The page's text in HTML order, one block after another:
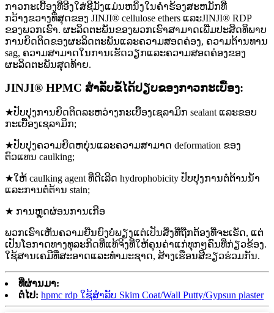
ກາວກະເບື້ອງທີ່ອີງໃສ່ຊີມັງແມ່ນຫນຶ່ງໃນຄໍາຮ້ອງສະຫມັກທີ່
ກວ້າງຂວາງທີ່ສຸດຂອງ JINJI® cellulose ethers ແລະJINJI® RDP
ຂອງພວກເຮົາ. ຜະລິດຕະພັນຂອງພວກເຮົາສາມາດເພີ່ມປະສິດທິພາບ
ການຍຶດຕິດຂອງຜະລິດຕະພັນແລະຄວາມສອດຄ່ອງ, ຄວາມຕ້ານທານ
sag, ຄວາມສາມາດໃນການເຮັດວຽກແລະຄວາມສອດຄ່ອງຂອງ
ຜະລິດຕະພັນສຸດທ້າຍ.
JINJI® HPMC ສໍາລັບຂໍ້ໄດ້ປຽບຂອງກາວກະເບື້ອງ:
★ປັບປຸງການຍຶດຕິດລະຫວ່າງກະເບື້ອງເຊລາມິກ sealant ແລະຂອບ
ກະເບື້ອງເຊລາມິກ;
★ປັບປຸງຄວາມຍືດຫຍຸ່ນແລະຄວາມສາມາດ deformation ຂອງ
ຕົວແທນ caulking;
★ໃຫ້ caulking agent ທີ່ດີເລີດ hydrophobicity ປັບປຸງການຕໍ່ຕ້ານນ້ໍາ
ແລະການຕໍ່ຕ້ານ stain;
★ ການຫຼຸດຜ່ອນການເກືອ
ພວກເຮົາເຫັນຄວາມຍືນຍົງບໍ່ພຽງແຕ່ເປັນສິ່ງທີ່ຖືກຕ້ອງທີ່ຈະເຮັດ, ແຕ່
ເປັນໂອກາດທາງທຸລະກິດທີ່ແທ້ຈິງທີ່ໃຫ້ຄຸນຄ່າແກ່ທຸກໆຄົນທີ່ກ່ຽວຂ້ອງ.
ໃຊ້ສານເຄມີທີ່ສະອາດແລະທໍາມະຊາດ, ສ້າງເຮືອນສີຂຽວຮ່ວມກັນ.
ທີ່ຜ່ານມາ:
ຕໍ່ໄປ: hpmc rdp ໃຊ້ສໍາລັບ Skim Coat/Wall Putty/Gypsun plaster